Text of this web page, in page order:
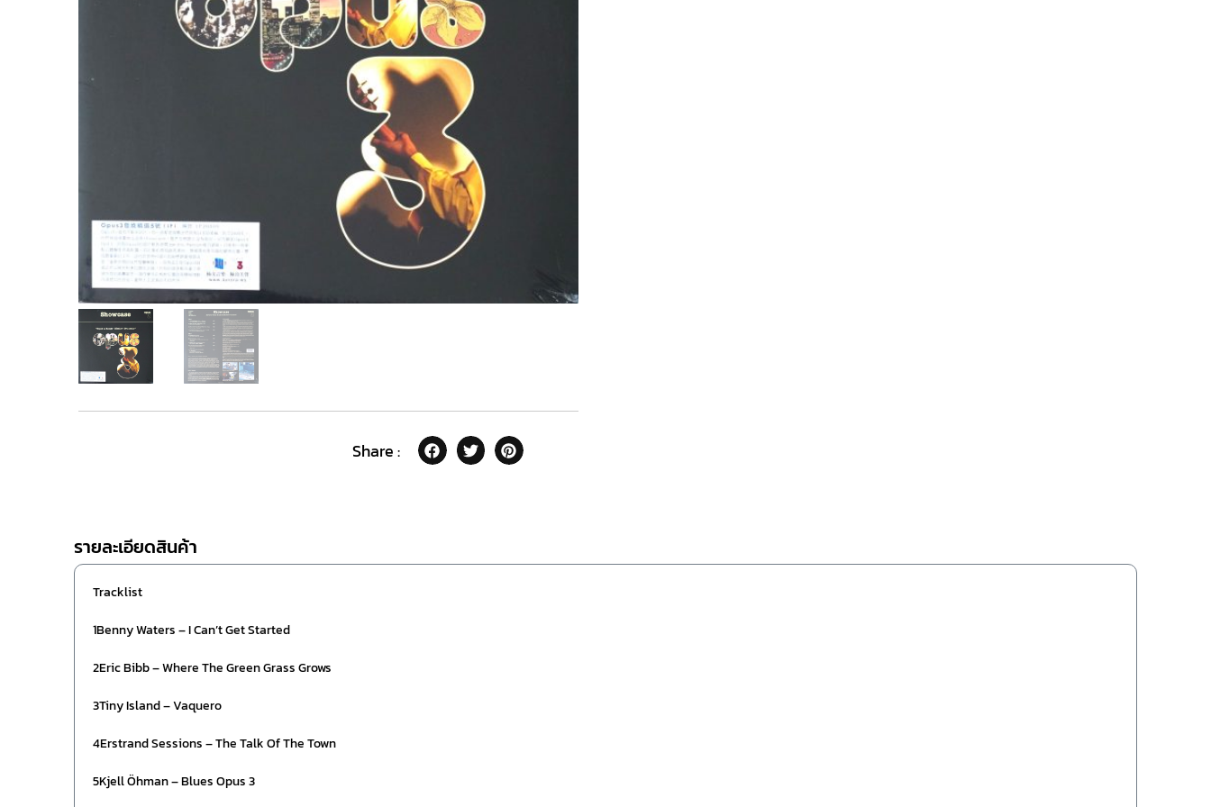
Share :
รายละเอียดสินค้า
Tracklist
1Benny Waters – I Can’t Get Started
2Eric Bibb – Where The Green Grass Grows
3Tiny Island – Vaquero
4Erstrand Sessions – The Talk Of The Town
5Kjell Öhman – Blues Opus 3